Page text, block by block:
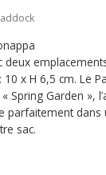
deux
x H 6,5 cm. Le
Spring Garden »,
parfaitement dans
sac.